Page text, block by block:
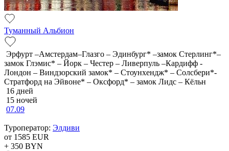
Туманный Альбион
Эрфурт –Амстердам–Глазго – Эдинбург* –замок Стерлинг*–
замок Глэмис* – Йорк – Честер – Ливерпуль –Кардифф -
Лондон – Виндзорский замок* – Стоунхендж* – Солсбери*-
Стратфорд на Эйвоне* – Оксфорд* – замок Лидс – Кёльн
16 дней
15 ночей
07.09
Туроператор: Элдиви
от 1585 EUR
+ 350 BYN